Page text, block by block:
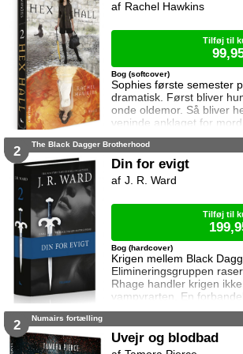
Bånd – en serie om
Sophies første semester
dramatisk. Først bliver
onde oldemor. Så bliver
veninde anklaget for
Sophie ud af at hun slet
kvart dæmon. Det værste
hun er vild med, viser sig
dæmonjæger ... Sophie
med sine dæmoniske
Bog (softcover)
Rachel Hawkins
Tilføj til
2 The Black Dagger Brotherhood
Din for evigt
Krigen mellem Black
Elimineringsgruppen
Rhage handler krigen
vampyrarten. En
kæmpe og have sex med
overhånd. Mary
livet –og kærligheden er
Bog (hardcover)
J. R. Ward
Tilføj til
2 Numairs fortælling
Uvejr og blodbad